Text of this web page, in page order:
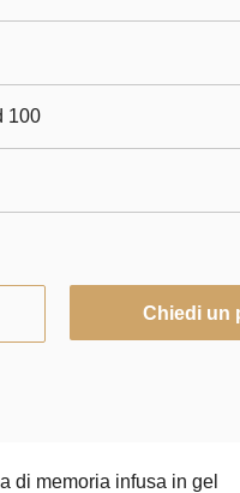
100
Chiedi un
di memoria infusa in gel